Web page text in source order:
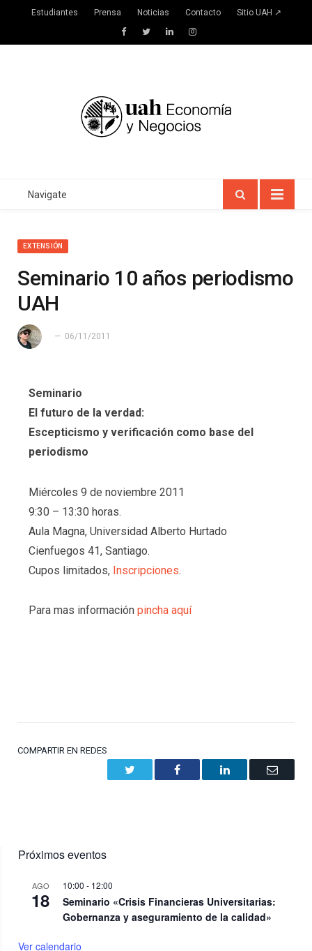
Estudiantes Prensa Noticias Contacto Sitio UAH ↗
FacebookTwitterLinkedInInstagram
Navigate
EXTENSIÓN
Seminario 10 años periodismo
UAH
06/11/2011
Seminario
El futuro de la verdad:
Escepticismo y verificación como base del
periodismo
Miércoles 9 de noviembre 2011
9:30 – 13:30 horas.
Aula Magna, Universidad Alberto Hurtado
Cienfuegos 41, Santiago.
Cupos limitados,Inscripciones.
Para mas información pincha aquí
COMPARTIR EN REDES
Facebook LinkedIn Email
Próximos eventos
AGO
18
10:00 - 12:00
Seminario «Crisis Financieras Universitarias:
Gobernanza y aseguramiento de la calidad»
Ver calendario